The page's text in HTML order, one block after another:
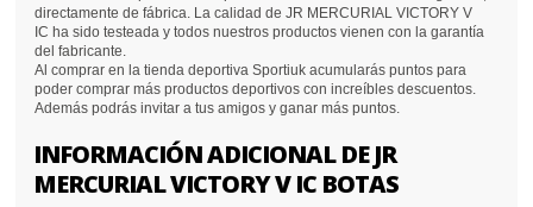
directamente de fábrica. La calidad de JR MERCURIAL VICTORY V
IC ha sido testeada y todos nuestros productos vienen con la garantía
del fabricante.
Al comprar en la tienda deportiva Sportiuk acumularás puntos para
poder comprar más productos deportivos con increíbles descuentos.
Además podrás invitar a tus amigos y ganar más puntos.
INFORMACIÓN ADICIONAL DE JR
MERCURIAL VICTORY V IC BOTAS